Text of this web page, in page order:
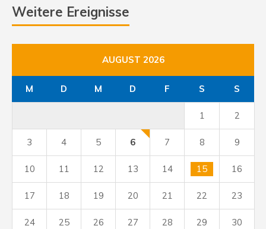
Weitere Ereignisse
AUGUST 2026
M D M D F S S
1 2
3 4 5 6 7 8 9
10 11 12 13 14 15 16
17 18 19 20 21 22 23
24 25 26 27 28 29 30